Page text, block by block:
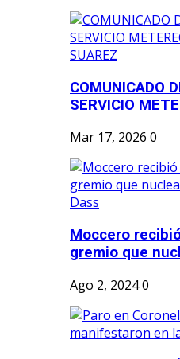
COMUNICADO
SERVICIO
Mar 17, 2026 0
Moccero
gremio que
Ago 2, 20240